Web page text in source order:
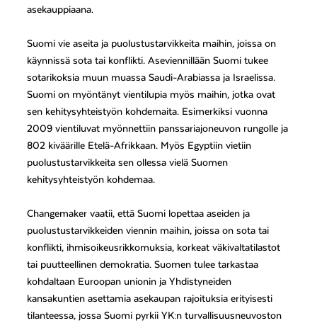
asekauppiaana.
Suomi vie aseita ja puolustustarvikkeita maihin, joissa on
käynnissä sota tai konflikti. Aseviennillään Suomi tukee
sotarikoksia muun muassa Saudi-Arabiassa ja Israelissa.
Suomi on myöntänyt vientilupia myös maihin, jotka ovat
sen kehitysyhteistyön kohdemaita. Esimerkiksi vuonna
2009 vientiluvat myönnettiin panssariajoneuvon rungolle ja
802 kiväärille Etelä-Afrikkaan. Myös Egyptiin vietiin
puolustustarvikkeita sen ollessa vielä Suomen
kehitysyhteistyön kohdemaa.
Changemaker vaatii, että Suomi lopettaa aseiden ja
puolustustarvikkeiden viennin maihin, joissa on sota tai
konflikti, ihmisoikeusrikkomuksia, korkeat väkivaltatilastot
tai puutteellinen demokratia. Suomen tulee tarkastaa
kohdaltaan Euroopan unionin ja Yhdistyneiden
kansakuntien asettamia asekaupan rajoituksia erityisesti
tilanteessa, jossa Suomi pyrkii YK:n turvallisuusneuvoston